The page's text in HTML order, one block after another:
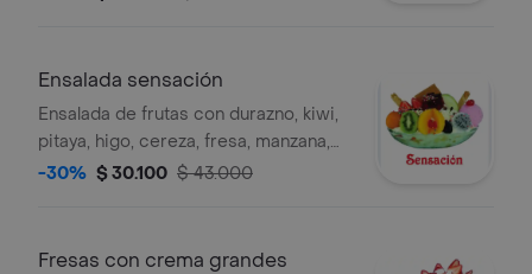
Ensalada sensación
Ensalada de frutas con durazno, kiwi,
pitaya, higo, cereza, fresa, manzana,
gelatina, crema, queso, helado del día,
-30% $ 30.100 $ 43.000
Fresas con crema grandes